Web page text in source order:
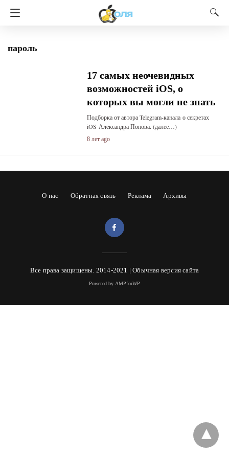
пароль
17 самых неочевидных
возможностей iOS, о
которых вы могли не знать
Подборка от автора Telegram-канала о секретах
iOS Александра Попова. (далее…)
8 лет ago
О нас Обратная связь Реклама Архивы
Все права защищены. 2014-2021 |Обычная версия сайта
Powered by AMPforWP